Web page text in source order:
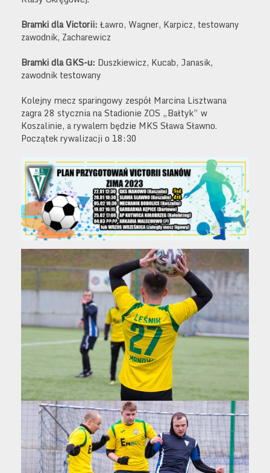
Bramki dla Victorii: Ławro, Wagner, Karpicz, testowany
zawodnik, Zacharewicz
Bramki dla GKS-u: Duszkiewicz, Kucab, Janasik,
zawodnik testowany
Kolejny mecz sparingowy zespół Marcina Lisztwana
zagra 28 stycznia na Stadionie ZOS „Bałtyk” w
Koszalinie, a rywalem będzie MKS Sława Sławno.
Początek rywalizacji o 18:30